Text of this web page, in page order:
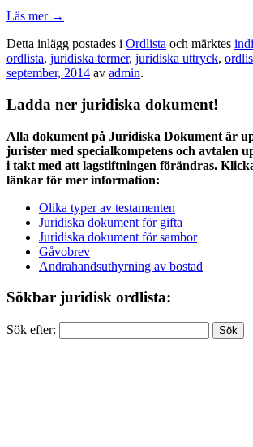
Läs mer →
Detta inlägg postades i Ordlista och märktes
ordlista, juridiska termer, juridiska uttryck,
september, 2014 av admin.
Ladda ner juridiska dokument!
Alla dokument på Juridiska Dokument är
jurister med specialkompetens och avtalen
i takt med att lagstiftningen förändras.
länkar för mer information:
Olika typer av testamenten
Juridiska dokument för gifta
Juridiska dokument för sambor
Gåvobrev
Andrahandsuthyrning av bostad
Sökbar juridisk ordlista:
Sök efter: